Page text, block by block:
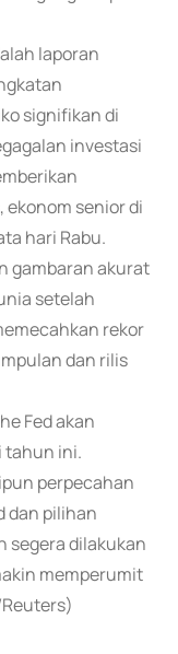
laporan
signifikan di
investasi
ekonom senior di
hari Rabu.
gambaran akurat
setelah
rekor
dan rilis
Fed akan
tahun ini.
perpecahan
dan pilihan
segera dilakukan
memperumit